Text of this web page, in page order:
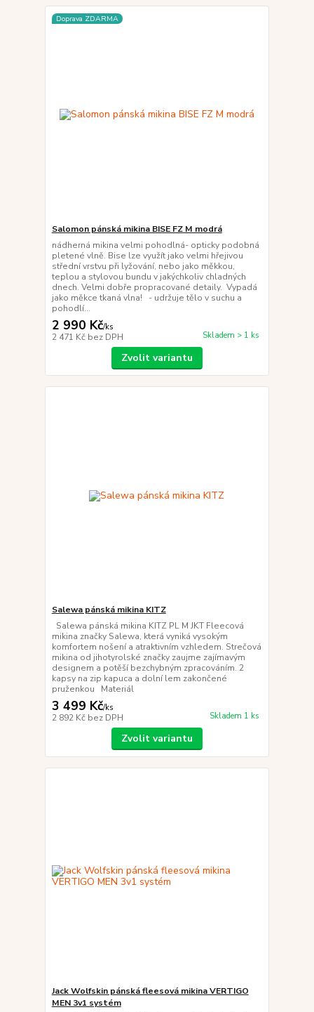
Doprava ZDARMA
Salomon pánská mikina BISE FZ M modrá
nádherná mikina velmi pohodlná- opticky podobná
pletené vlně. Bise lze využít jako velmi hřejivou
střední vrstvu při lyžování, nebo jako měkkou,
teplou a stylovou bundu v jakýchkoliv chladných
dnech. Velmi dobře propracované detaily. Vypadá
jako měkce tkaná vlna! - udržuje tělo v suchu a
pohodlí...
2 990 Kč/ks
2 471 Kč bez DPH Skladem > 1 ks
Zvolit variantu
Salewa pánská mikina KITZ
Salewa pánská mikina KITZ PL M JKT Fleecová
mikina značky Salewa, která vyniká vysokým
komfortem nošení a atraktivním vzhledem. Strečová
mikina od jihotyrolské značky zaujme zajímavým
designem a potěší bezchybným zpracováním. 2
kapsy na zip kapuca a dolní lem zakončené
pruženkou Materiál
3 499 Kč/ks
2 892 Kč bez DPH Skladem 1 ks
Zvolit variantu
Jack Wolfskin pánská fleesová mikina VERTIGO
MEN 3v1 systém